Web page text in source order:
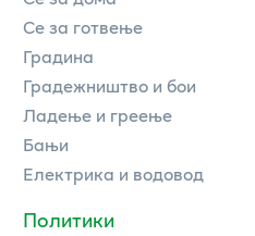
Се за готвење
Градина
Градежништво и бои
Ладење и греење
Бањи
Електрика и водовод
Политики